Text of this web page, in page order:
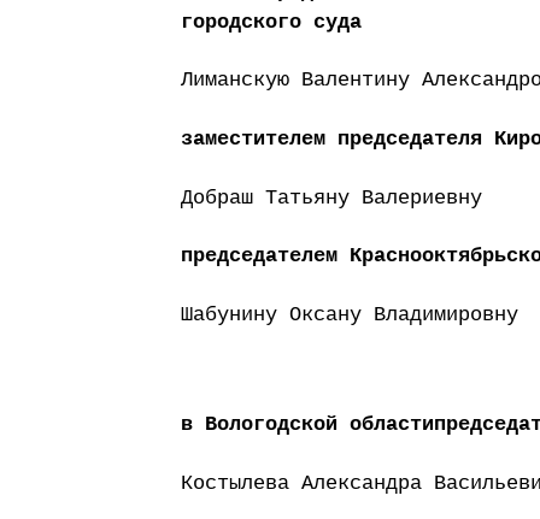
городского суда
Лиманскую Валентину
заместителем председателя
Добраш Татьяну Валериевну
председателем
Шабунину Оксану Владимировну
в Вологодской
Костылева Александра